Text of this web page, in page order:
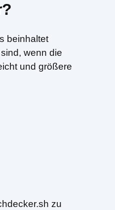
beinhaltet
wenn die
und größere
zu